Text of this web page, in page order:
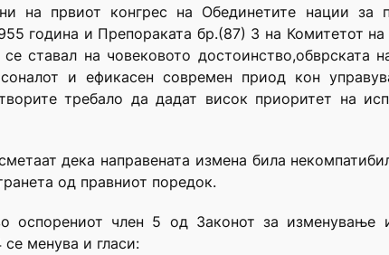
на првиот конгрес на Обединетите нации за
година и Препораката бр.(87) 3 на Комитетот
ставал на човековото достоинство,обврската
и ефикасен современ приод кон
требало да дадат висок приоритет на
дека направената измена била
од правниот поредок.
оспорениот член 5 од Законот за
менува и гласи: